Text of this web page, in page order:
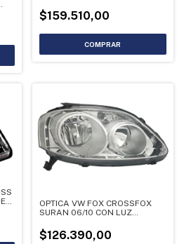
$159.510,00
OPTICA VW FOX CROSSFOX
SURAN 06/10 CON LUZ
LIQUIDACIÓN
$126.390,00